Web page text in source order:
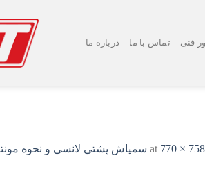
فنی تماس با ما درباره ما
770 × 758 سمپاش پشتی لانسی و نحوه